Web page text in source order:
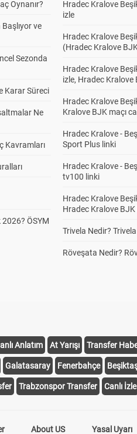
Oynanır?
ve
Sezonda
Karar Süreci
Ne
Kavramları
2026? ÖSYM
Hradec Kralove
izle
Hradec Kralove
(Hradec Kralove
Hradec Kralove
izle, Hradec Kralove
Hradec Kralove
Kralove BJK maçı
Hradec Kralove -
Sport Plus linki
Hradec Kralove -
tv100 linki
Hradec Kralove
Hradec Kralove BJK
Trivela Nedir? Trivela
Röveşata Nedir?
Anlatım At Yarışı Transfer
Galatasaray Fenerbahçe
Trabzonspor Transfer Canlı İzle
About US Yasal Uyarı